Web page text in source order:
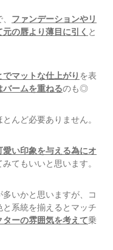
ファンデーションやリ
の唇より薄目に引く と
マットな仕上がり を表
バームを重ねるのも◎
んど必要ありません。
い印象を与える為にオ
てもいいと思います。
いかと思いますが、コ
系統を揃えるとマッチ
ーの雰囲気を考えて乗